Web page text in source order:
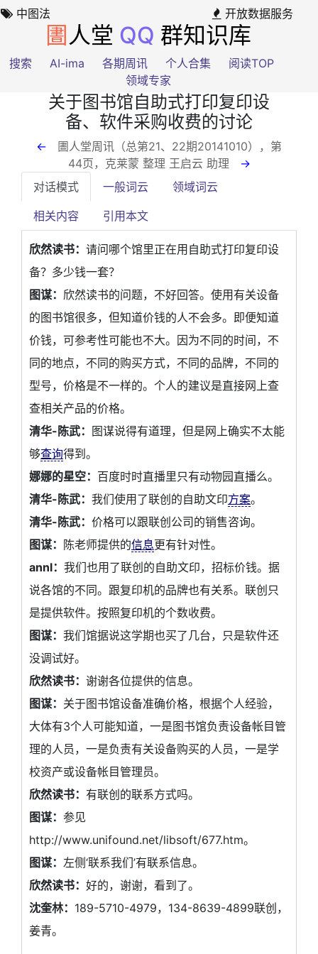
中图法 开放数据服务
圕 人堂 QQ 群知识库
搜索 AI-ima 各期周讯 个人合集
阅读TOP
领域专家
关于图书馆自助式打印复印设
备、软件采购收费的讨论
←
圕人堂周讯（总第21、22期20141010），第
44页 ，克莱蒙 整理 王启云 助理
→
对话模式
一般词云 领域词云
相关内容 引用本文
欣然读书： 请问哪个馆里正在用自助式打印复印设
备？多少钱一套？
图谋： 欣然读书的问题，不好回答。使用有关设备
的图书馆很多，但知道价钱的人不会多。即便知道
价钱，可参考性可能也不大。因为不同的时间，不
同的地点，不同的购买方式，不同的品牌，不同的
型号，价格是不一样的。个人的建议是直接网上查
查相关产品的价格。
清华-陈武： 图谋说得有道理，但是网上确实不太能
够查询得到。
娜娜的星空： 百度时时直播里只有动物园直播么。
清华-陈武： 我们使用了联创的自助文印方案。
清华-陈武： 价格可以跟联创公司的销售咨询。
图谋： 陈老师提供的信息更有针对性。
annl： 我们也用了联创的自助文印，招标价钱。据
说各馆的不同。跟复印机的品牌也有关系。联创只
是提供软件。按照复印机的个数收费。
图谋： 我们馆据说这学期也买了几台，只是软件还
没调试好。
欣然读书： 谢谢各位提供的信息。
图谋： 关于图书馆设备准确价格，根据个人经验，
大体有3个人可能知道，一是图书馆负责设备帐目管
理的人员，一是负责有关设备购买的人员，一是学
校资产或设备帐目管理员。
欣然读书： 有联创的联系方式吗。
图谋： 参见
http://www.unifound.net/libsoft/677.htm。
图谋： 左侧‘联系我们’有联系信息。
欣然读书： 好的，谢谢，看到了。
沈奎林： 189-5710-4979，134-8639-4899联创，
姜青。